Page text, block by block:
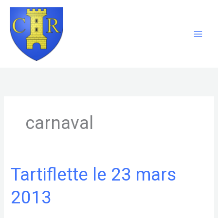
Aller
contenu
carnaval
Tartiflette le 23 mars
2013